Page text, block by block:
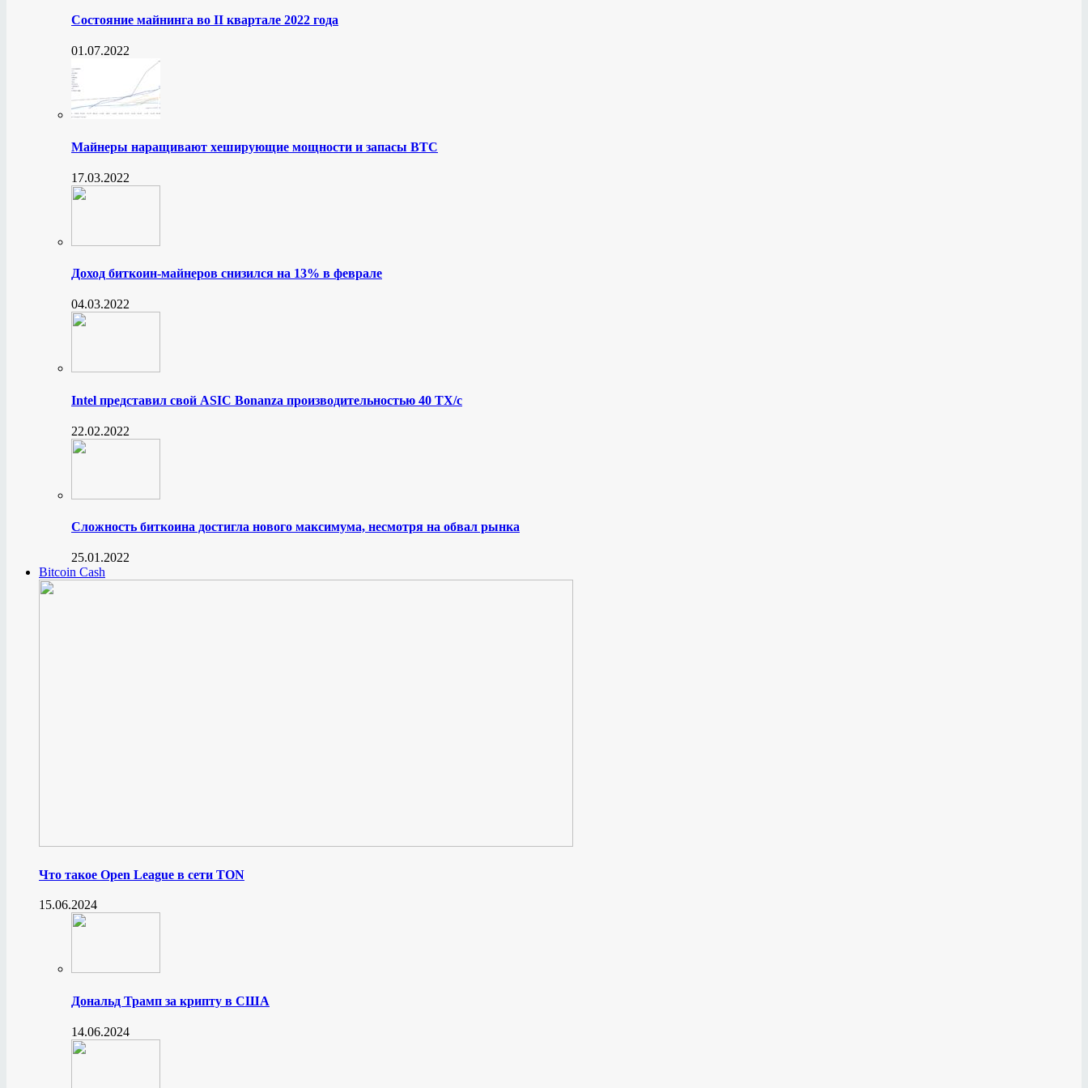
Состояние майнинга во II квартале 2022 года
01.07.2022
Майнеры наращивают хеширующие мощности и запасы BTC
17.03.2022
Доход биткоин-майнеров снизился на 13% в феврале
04.03.2022
Intel представил свой ASIC Bonanza производительностью 40 ТХ/с
22.02.2022
Сложность биткоина достигла нового максимума, несмотря на обвал рынка
25.01.2022
Bitcoin Cash
Что такое Open League в сети TON
15.06.2024
Дональд Трамп за крипту в США
14.06.2024